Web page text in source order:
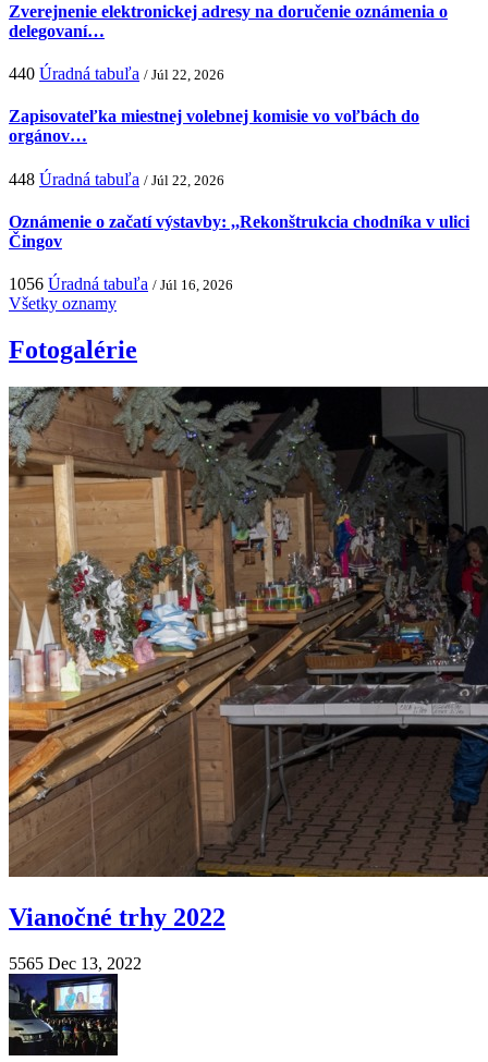
Zverejnenie elektronickej adresy na doručenie oznámenia o
delegovaní…
440 Úradná tabuľa / Júl 22, 2026
Zapisovateľka miestnej volebnej komisie vo voľbách do
orgánov…
448 Úradná tabuľa / Júl 22, 2026
Oznámenie o začatí výstavby: ,,Rekonštrukcia chodníka v ulici
Čingov
1056 Úradná tabuľa / Júl 16, 2026
Všetky oznamy
Fotogalérie
Vianočné trhy 2022
5565 Dec 13, 2022